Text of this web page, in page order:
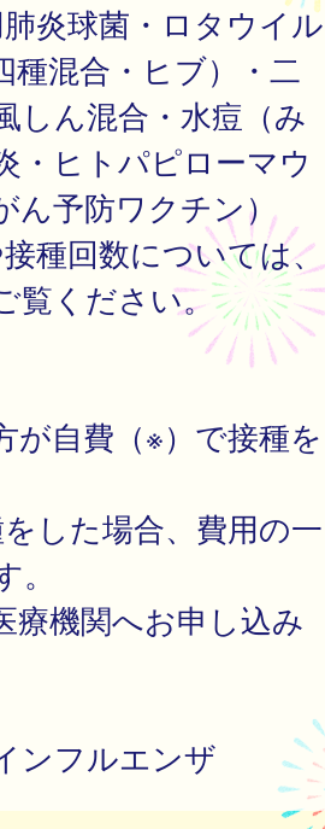
炎球菌・ロタウイル
種混合・ヒブ）・二
しん混合・水痘（み
・ヒトパピローマウ
ん予防ワクチン）
種回数については、
覧ください。
が自費（※）で接種を
した場合、費用の一
療機関へお申し込み
ンフルエンザ